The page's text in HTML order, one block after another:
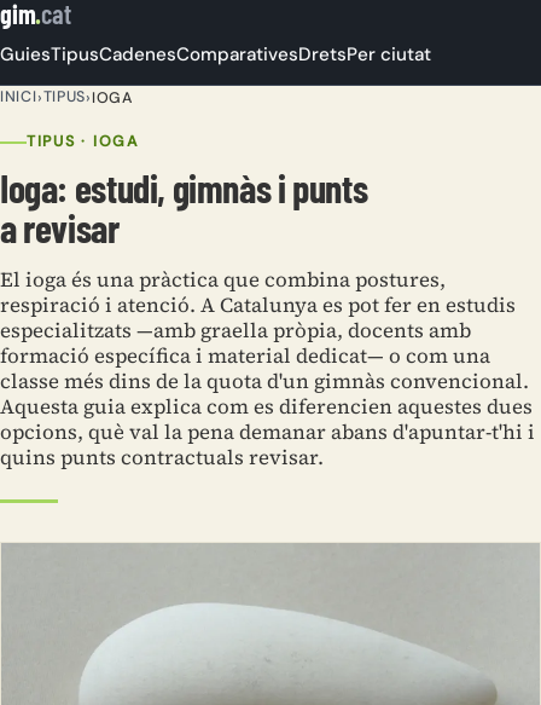
gim.cat
GuiesTipusCadenesComparativesDretsPer ciutat
INICI›TIPUS›IOGA
TIPUS · IOGA
Ioga: estudi, gimnàs i punts
a revisar
El ioga és una pràctica que combina postures,
respiració i atenció. A Catalunya es pot fer en estudis
especialitzats —amb graella pròpia, docents amb
formació específica i material dedicat— o com una
classe més dins de la quota d'un gimnàs convencional.
Aquesta guia explica com es diferencien aquestes dues
opcions, què val la pena demanar abans d'apuntar-t'hi i
quins punts contractuals revisar.